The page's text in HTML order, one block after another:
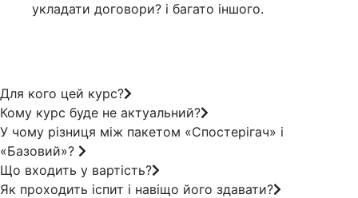
укладати договори? і багато іншого.
Для кого цей курс?
Кому курс буде не актуальний?
У чому різниця між пакетом «Спостерігач» і
«Базовий»?
Що входить у вартість?
Як проходить іспит і навіщо його здавати?